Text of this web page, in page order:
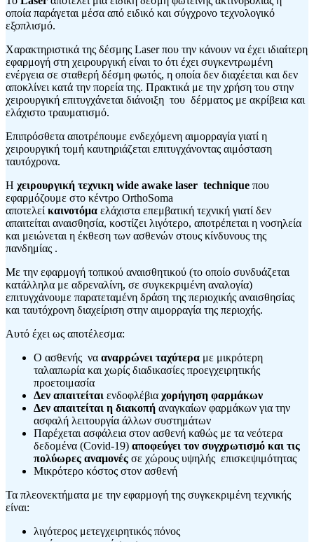
οποία παράγεται μέσα από ειδικό και σύγχρονο τεχνολογικό
εξοπλισμό.
Χαρακτηριστικά της δέσμης Laser που την κάνουν να έχει ιδιαίτερη
εφαρμογή στη χειρουργική είναι το ότι έχει συγκεντρωμένη
ενέργεια σε σταθερή δέσμη φωτός, η οποία δεν διαχέεται και δεν
αποκλίνει κατά την πορεία της. Πρακτικά με την χρήση του στην
χειρουργική επιτυγχάνεται διάνοιξη του δέρματος με ακρίβεια και
ελάχιστο τραυματισμό.
Επιπρόσθετα αποτρέπουμε ενδεχόμενη αιμορραγία γιατί η
χειρουργική τομή καυτηριάζεται επιτυγχάνοντας αιμόσταση
ταυτόχρονα.
Η χειρουργική τεχνικη wide awake laser technique που
εφαρμόζουμε στο κέντρο OrthoSoma
αποτελεί καινοτόμα ελάχιστα επεμβατική τεχνική γιατί δεν
απαιτείται αναισθησία, κοστίζει λιγότερο, αποτρέπεται η νοσηλεία
και μειώνεται η έκθεση των ασθενών στους κίνδυνους της
πανδημίας .
Με την εφαρμογή τοπικού αναισθητικού (το οποίο συνδυάζεται
κατάλληλα με αδρεναλίνη, σε συγκεκριμένη αναλογία)
επιτυγχάνουμε παρατεταμένη δράση της περιοχικής αναισθησίας
και ταυτόχρονη διαχείριση στην αιμορραγία της περιοχής.
Αυτό έχει ως αποτέλεσμα:
Ο ασθενής να αναρρώνει ταχύτερα με μικρότερη
ταλαιπωρία και χωρίς διαδικασίες προεγχειρητικής
προετοιμασία
Δεν απαιτείται ενδοφλέβια χορήγηση φαρμάκων
Δεν απαιτείται η διακοπή αναγκαίων φαρμάκων για την
ασφαλή λειτουργία άλλων συστημάτων
Παρέχεται ασφάλεια στον ασθενή καθώς με τα νεότερα
δεδομένα (Covid-19) αποφεύγει τον συγχρωτισμό και τις
πολύωρες αναμονές σε χώρους υψηλής επισκεψιμότητας
Μικρότερο κόστος στον ασθενή
Τα πλεονεκτήματα με την εφαρμογή της συγκεκριμένη τεχνικής
είναι:
λιγότερος μετεγχειρητικός πόνος